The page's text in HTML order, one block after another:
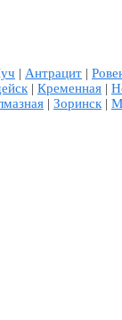
| Антрацит |
| Кременная |
| Зоринск |